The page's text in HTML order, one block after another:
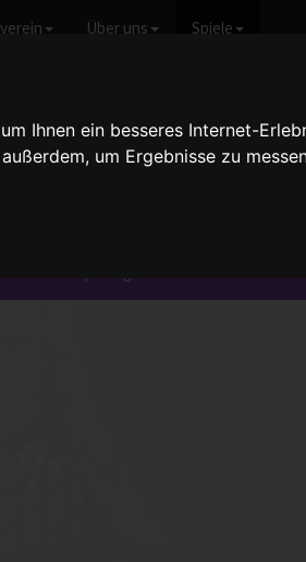
Ihnen ein besseres Internet-
um Ergebnisse zu
Über uns Spiele